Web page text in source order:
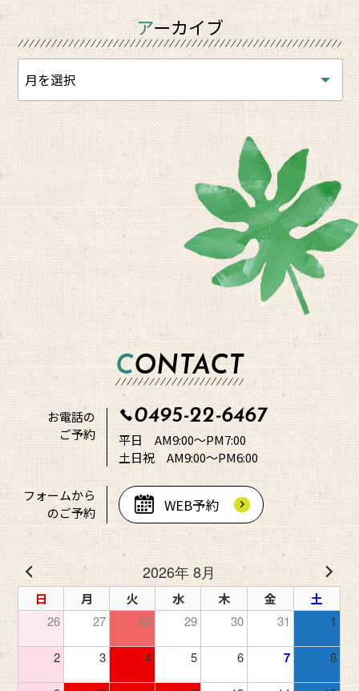
アーカイブ
CONTACT
お電話の
ご予約
0495-22-6467
平日 AM9:00～PM7:00
土日祝 AM9:00～PM6:00
フォームから
のご予約
WEB予約
2026年 8月
日 月 火 水 木 金
土
26
27 28 29 30 31 1
2 3 4 5 6 7 8